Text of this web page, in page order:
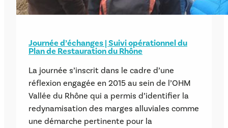
Journée d’échanges | Suivi opérationnel du
Plan de Restauration du Rhône
La journée s’inscrit dans le cadre d’une
réflexion engagée en 2015 au sein de l’OHM
Vallée du Rhône qui a permis d’identifier la
redynamisation des marges alluviales comme
une démarche pertinente pour la